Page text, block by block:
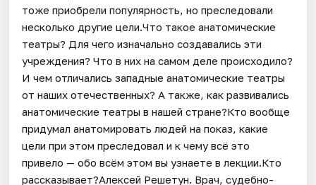
тоже приобрели популярность, но преследовали
несколько другие цели.Что такое анатомические
театры? Для чего изначально создавались эти
учреждения? Что в них на самом деле происходило?
И чем отличались западные анатомические театры
от наших отечественных? А также, как развивались
анатомические театры в нашей стране?Кто вообще
придумал анатомировать людей на показ, какие
цели при этом преследовал и к чему всё это
привело — обо всём этом вы узнаете в лекции.Кто
рассказывает?Алексей Решетун. Врач, судебно-